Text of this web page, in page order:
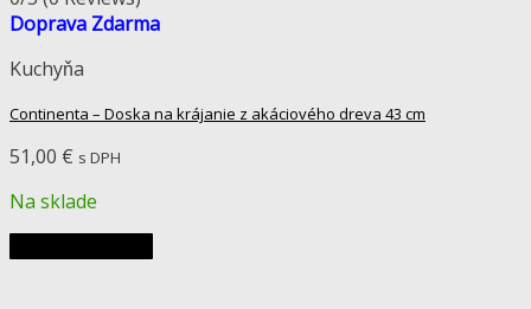
Doprava Zdarma
Kuchyňa
Continenta – Doska na krájanie z akáciového dreva 43 cm
51,00 € s DPH
Na sklade